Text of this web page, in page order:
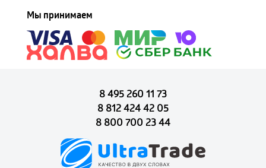
Мы принимаем
8 495 260 11 73
8 812 424 42 05
8 800 700 23 44